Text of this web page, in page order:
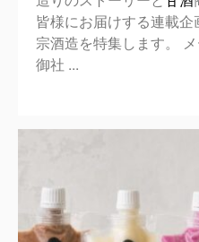
皆様にお届けする連載
宗酒造を特集します。
御社 ...